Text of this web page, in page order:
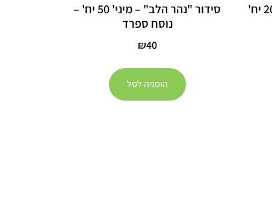
סידור "נהר הלב" – מיני' 50 יח' –
נוסח ספרד
₪40
הוספה לסל